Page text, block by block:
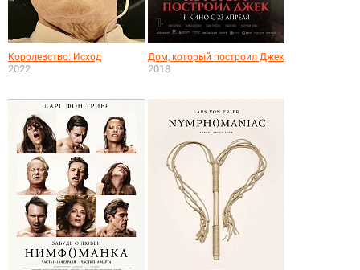
Королевство: Исход
2022
Дом, который построил Джек
2018